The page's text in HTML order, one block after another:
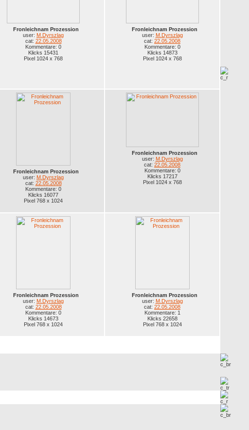
Fronleichnam Prozession
user: M.Dyrszlag
cat: 22.05.2008
Kommentare: 0
Klicks 15431
Pixel 1024 x 768
Fronleichnam Prozession
user: M.Dyrszlag
cat: 22.05.2008
Kommentare: 0
Klicks 14873
Pixel 1024 x 768
Fronleichnam Prozession
user: M.Dyrszlag
cat: 22.05.2008
Kommentare: 0
Klicks 16077
Pixel 768 x 1024
Fronleichnam Prozession
user: M.Dyrszlag
cat: 22.05.2008
Kommentare: 0
Klicks 17217
Pixel 1024 x 768
Fronleichnam Prozession
user: M.Dyrszlag
cat: 22.05.2008
Kommentare: 0
Klicks 14673
Pixel 768 x 1024
Fronleichnam Prozession
user: M.Dyrszlag
cat: 22.05.2008
Kommentare: 1
Klicks 22658
Pixel 768 x 1024